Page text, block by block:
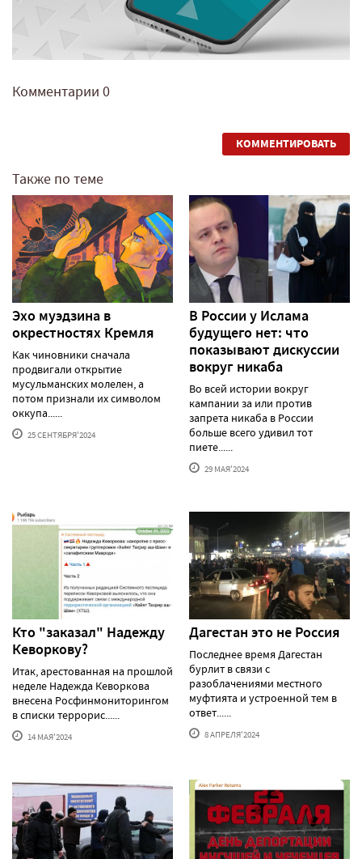
Комментарии 0
КОММЕНТИРОВАТЬ
Также по теме
Эхо муэдзина в
окрестностях Кремля
Как чиновники сначала
продвигали открытие
мусульманских молелен, а
потом признали их символом
оккупа......
25 СЕНТЯБРЯ'2024
В России у Ислама
будущего нет: что
показывают дискуссии
вокруг никаба
Во всей истории вокруг
кампании за или против
запрета никаба в России
больше всего удивил тот
пиете......
29 МАЯ'2024
Кто "заказал" Надежду
Кеворкову?
Итак, арестованная на прошлой
неделе Надежда Кеворкова
внесена Росфинмониторингом
в списки террорис......
14 МАЯ'2024
Дагестан это не Россия
Последнее время Дагестан
бурлит в связи с
разоблачениями местного
муфтията и устроенной тем в
ответ......
8 АПРЕЛЯ'2024